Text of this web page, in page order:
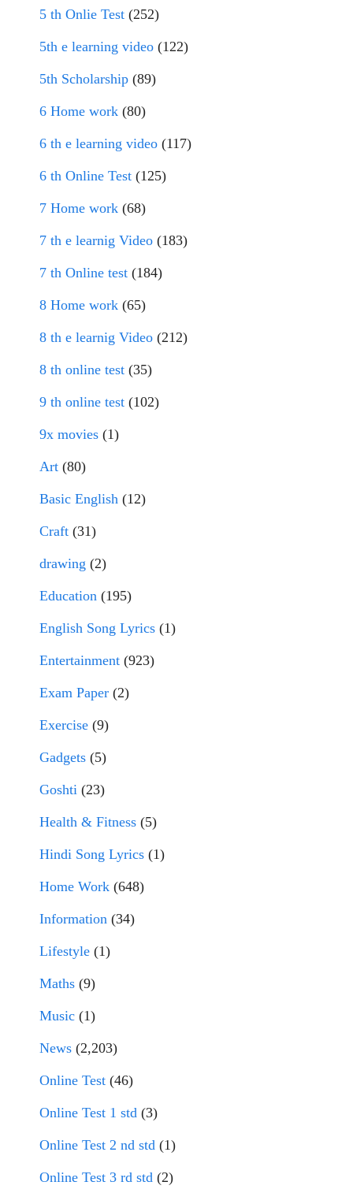
5 th Onlie Test (252)
5th e learning video (122)
5th Scholarship (89)
6 Home work (80)
6 th e learning video (117)
6 th Online Test (125)
7 Home work (68)
7 th e learnig Video (183)
7 th Online test (184)
8 Home work (65)
8 th e learnig Video (212)
8 th online test (35)
9 th online test (102)
9x movies (1)
Art (80)
Basic English (12)
Craft (31)
drawing (2)
Education (195)
English Song Lyrics (1)
Entertainment (923)
Exam Paper (2)
Exercise (9)
Gadgets (5)
Goshti (23)
Health & Fitness (5)
Hindi Song Lyrics (1)
Home Work (648)
Information (34)
Lifestyle (1)
Maths (9)
Music (1)
News (2,203)
Online Test (46)
Online Test 1 std (3)
Online Test 2 nd std (1)
Online Test 3 rd std (2)